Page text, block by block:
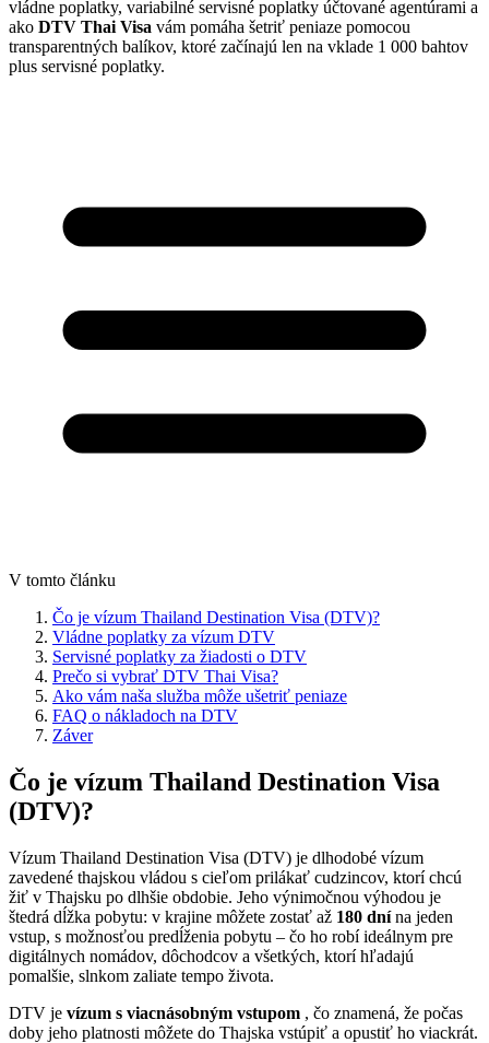
vládne poplatky, variabilné servisné poplatky účtované agentúrami a
ako DTV Thai Visa vám pomáha šetriť peniaze pomocou
transparentných balíkov, ktoré začínajú len na vklade 1 000 bahtov
plus servisné poplatky.
V tomto článku
Čo je vízum Thailand Destination Visa (DTV)?
Vládne poplatky za vízum DTV
Servisné poplatky za žiadosti o DTV
Prečo si vybrať DTV Thai Visa?
Ako vám naša služba môže ušetriť peniaze
FAQ o nákladoch na DTV
Záver
Čo je vízum Thailand Destination Visa
(DTV)?
Vízum Thailand Destination Visa (DTV) je dlhodobé vízum
zavedené thajskou vládou s cieľom prilákať cudzincov, ktorí chcú
žiť v Thajsku po dlhšie obdobie. Jeho výnimočnou výhodou je
štedrá dĺžka pobytu: v krajine môžete zostať až 180 dnína jeden
vstup, s možnosťou predĺženia pobytu – čo ho robí ideálnym pre
digitálnych nomádov, dôchodcov a všetkých, ktorí hľadajú
pomalšie, slnkom zaliate tempo života.
DTV je vízum s viacnásobným vstupom , čo znamená, že počas
doby jeho platnosti môžete do Thajska vstúpiť a opustiť ho viackrát.